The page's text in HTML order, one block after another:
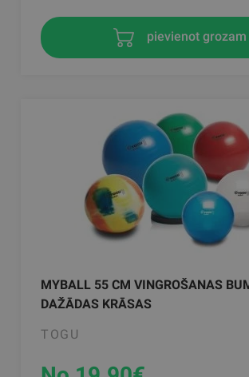
pievienot grozam
MYBALL 55 CM VINGROŠANAS
DAŽĀDAS KRĀSAS
TOGU